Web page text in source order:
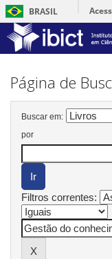
BRASIL
Skip
Página de
Buscar em:
por
Filtros correntes: